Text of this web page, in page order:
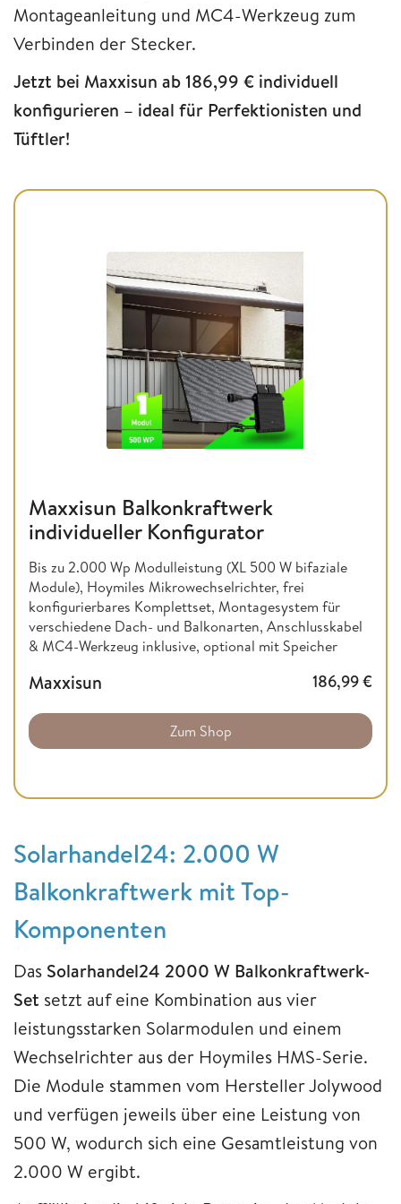
Montageanleitung und MC4-Werkzeug zum
Verbinden der Stecker.
Jetzt bei Maxxisun ab 186,99 € individuell
konfigurieren – ideal für Perfektionisten und
Tüftler!
Maxxisun Balkonkraftwerk
individueller Konfigurator
Bis zu 2.000 Wp Modulleistung (XL 500 W bifaziale
Module), Hoymiles Mikrowechselrichter, frei
konfigurierbares Komplettset, Montagesystem für
verschiedene Dach- und Balkonarten, Anschlusskabel
& MC4-Werkzeug inklusive, optional mit Speicher
Maxxisun 186,99€
Zum Shop
Solarhandel24: 2.000 W
Balkonkraftwerk mit Top-
Komponenten
Das Solarhandel24 2000 W Balkonkraftwerk-
Set setzt auf eine Kombination aus vier
leistungsstarken Solarmodulen und einem
Wechselrichter aus der Hoymiles HMS-Serie.
Die Module stammen vom Hersteller Jolywood
und verfügen jeweils über eine Leistung von
500 W, wodurch sich eine Gesamtleistung von
2.000 W ergibt.